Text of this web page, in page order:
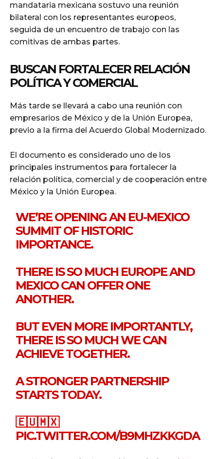
mandataria mexicana sostuvo una reunión
bilateral con los representantes europeos,
seguida de un encuentro de trabajo con las
comitivas de ambas partes.
BUSCAN FORTALECER RELACIÓN
POLÍTICA Y COMERCIAL
Más tarde se llevará a cabo una reunión con
empresarios de México y de la Unión Europea,
previo a la firma del Acuerdo Global Modernizado.
El documento es considerado uno de los
principales instrumentos para fortalecer la
relación política, comercial y de cooperación entre
México y la Unión Europea.
WE’RE OPENING AN EU-MEXICO
SUMMIT OF HISTORIC
IMPORTANCE.
THERE IS SO MUCH EUROPE AND
MEXICO CAN OFFER ONE
ANOTHER.
BUT EVEN MORE IMPORTANTLY,
THERE IS SO MUCH WE CAN
ACHIEVE TOGETHER.
A STRONGER PARTNERSHIP
STARTS TODAY.
🇪🇺🇲🇽
PIC.TWITTER.COM/B9MHZKKGDA